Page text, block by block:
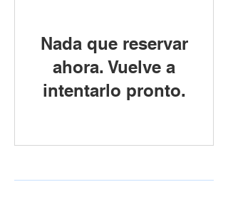
Nada que reservar
ahora. Vuelve a
intentarlo pronto.